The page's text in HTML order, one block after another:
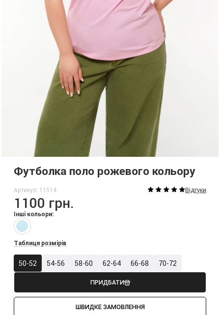
Футболка поло рожевого кольору
Артикул: 11514 Відгуки
1100 грн.
ПРИДБАТИ
ШВИДКЕ ЗАМОВЛЕННЯ
Інші кольори:
Таблиця розмірів
50-52 54-56 58-60 62-64 66-68 70-72